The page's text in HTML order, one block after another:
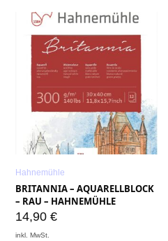
Hahnemühle
BRITANNIA – AQUARELLBLOCK
– RAU – HAHNEMÜHLE
14,90 €
inkl. MwSt.